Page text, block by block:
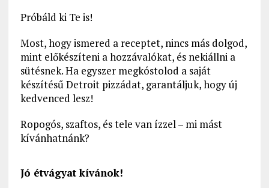
Próbáld ki Te is!
Most, hogy ismered a receptet, nincs más dolgod,
mint előkészíteni a hozzávalókat, és nekiállni a
sütésnek. Ha egyszer megkóstolod a saját
készítésű Detroit pizzádat, garantáljuk, hogy új
kedvenced lesz!
Ropogós, szaftos, és tele van ízzel – mi mást
kívánhatnánk?
Jó étvágyat kívánok!